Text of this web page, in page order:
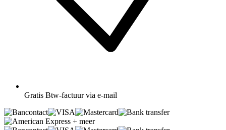
Gratis Btw-factuur via e-mail
+ meer